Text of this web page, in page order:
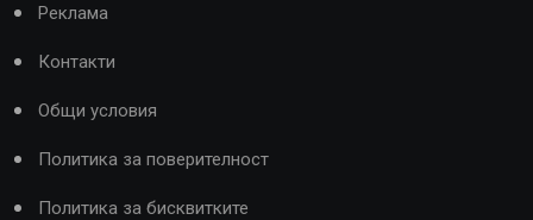
Реклама
Контакти
Общи условия
Политика за поверителност
Политика за бисквитките